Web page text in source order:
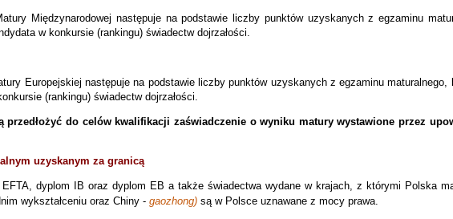
Międzynarodowej następuje na podstawie liczby punktów uzyskanych z egzaminu
w konkursie (rankingu) świadectw dojrzałości.
Europejskiej następuje na podstawie liczby punktów uzyskanych z egzaminu
(rankingu) świadectw dojrzałości.
do celów kwalifikacji zaświadczenie o wyniku matury wystawione przez
uzyskanym za granicą
dyplom IB oraz dyplom EB a także świadectwa wydane w krajach, z którymi Polska
wykształceniu oraz Chiny - gaozhong)są w Polsce uznawane z mocy prawa.